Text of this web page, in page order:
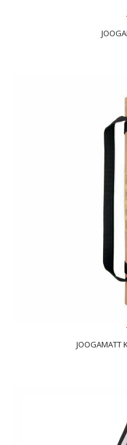
JOOGAMATT